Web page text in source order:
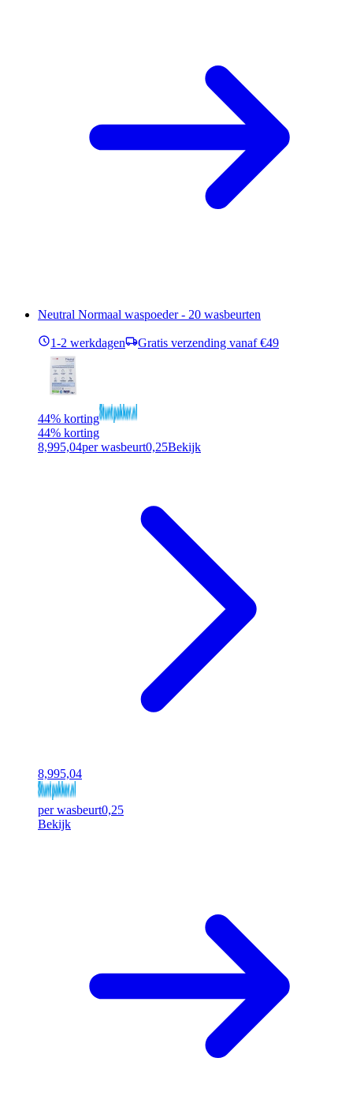
Neutral Normaal waspoeder - 20 wasbeurten
1-2 werkdagen Gratis verzending vanaf €49
44% korting
44% korting
8,995,04per wasbeurt0,25Bekijk
8,995,04
per wasbeurt0,25
Bekijk